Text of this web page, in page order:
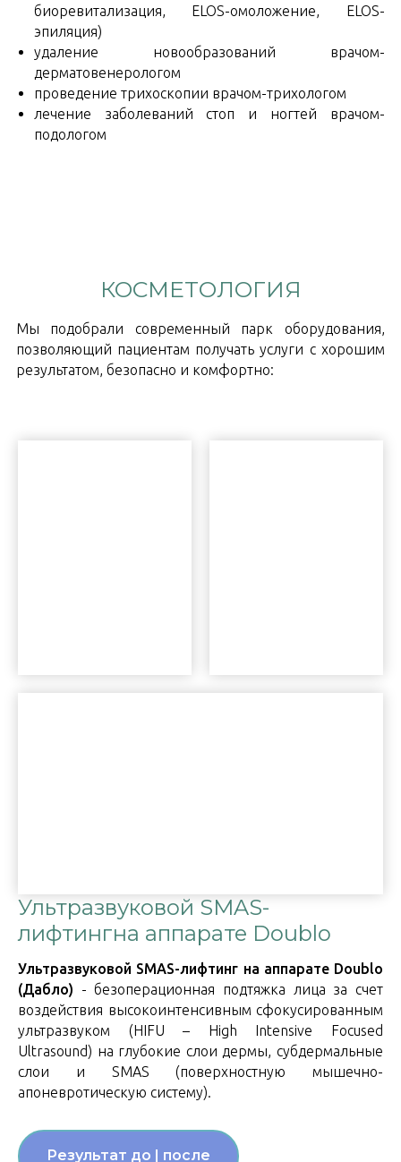
биоревитализация, ELOS-омоложение, ELOS-
эпиляция)
удаление новообразований врачом-
дерматовенерологом
проведение трихоскопии врачом-трихологом
лечение заболеваний стоп и ногтей врачом-
подологом
Мы подобрали современный парк оборудования,
позволяющий пациентам получать услуги с хорошим
результатом, безопасно и комфортно:
КОСМЕТОЛОГИЯ
Ультразвуковой SMAS-
лифтингна аппарате Doublo
Ультразвуковой SMAS-лифтинг на аппарате Doublo
(Дабло) - безоперационная подтяжка лица за счет
воздействия высокоинтенсивным сфокусированным
ультразвуком (HIFU – High Intensive Focused
Ultrasound) на глубокие слои дермы, субдермальные
слои и SMAS (поверхностную мышечно-
апоневротическую систему).
Результат до | после